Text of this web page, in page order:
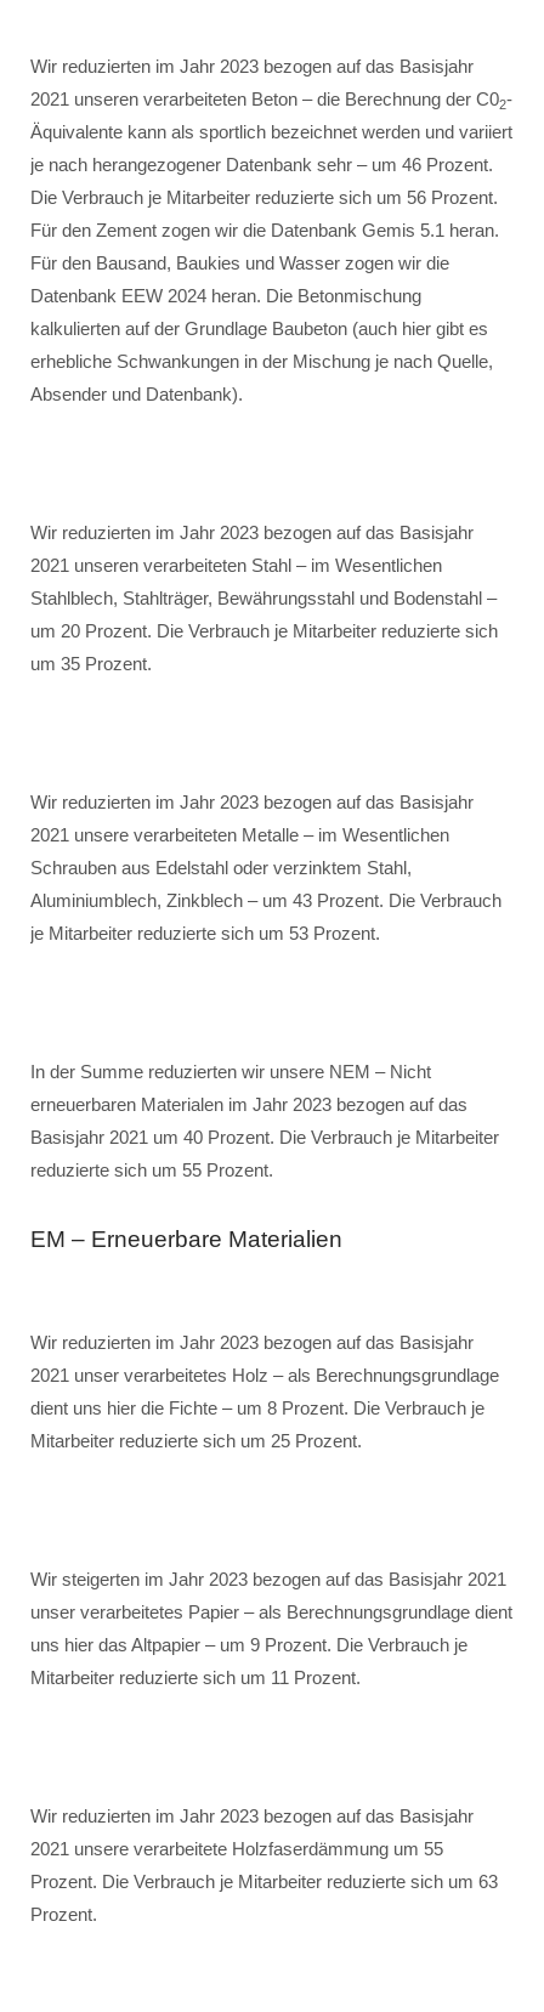
Wir reduzierten im Jahr 2023 bezogen auf das Basisjahr
2021 unseren verarbeiteten Beton – die Berechnung der C02-
Äquivalente kann als sportlich bezeichnet werden und variiert
je nach herangezogener Datenbank sehr – um 46 Prozent.
Die Verbrauch je Mitarbeiter reduzierte sich um 56 Prozent.
Für den Zement zogen wir die Datenbank Gemis 5.1 heran.
Für den Bausand, Baukies und Wasser zogen wir die
Datenbank EEW 2024 heran. Die Betonmischung
kalkulierten auf der Grundlage Baubeton (auch hier gibt es
erhebliche Schwankungen in der Mischung je nach Quelle,
Absender und Datenbank).
Wir reduzierten im Jahr 2023 bezogen auf das Basisjahr
2021 unseren verarbeiteten Stahl – im Wesentlichen
Stahlblech, Stahlträger, Bewährungsstahl und Bodenstahl –
um 20 Prozent. Die Verbrauch je Mitarbeiter reduzierte sich
um 35 Prozent.
Wir reduzierten im Jahr 2023 bezogen auf das Basisjahr
2021 unsere verarbeiteten Metalle – im Wesentlichen
Schrauben aus Edelstahl oder verzinktem Stahl,
Aluminiumblech, Zinkblech – um 43 Prozent. Die Verbrauch
je Mitarbeiter reduzierte sich um 53 Prozent.
In der Summe reduzierten wir unsere NEM – Nicht
erneuerbaren Materialen im Jahr 2023 bezogen auf das
Basisjahr 2021 um 40 Prozent. Die Verbrauch je Mitarbeiter
reduzierte sich um 55 Prozent.
EM – Erneuerbare Materialien
Wir reduzierten im Jahr 2023 bezogen auf das Basisjahr
2021 unser verarbeitetes Holz – als Berechnungsgrundlage
dient uns hier die Fichte – um 8 Prozent. Die Verbrauch je
Mitarbeiter reduzierte sich um 25 Prozent.
Wir steigerten im Jahr 2023 bezogen auf das Basisjahr 2021
unser verarbeitetes Papier – als Berechnungsgrundlage dient
uns hier das Altpapier – um 9 Prozent. Die Verbrauch je
Mitarbeiter reduzierte sich um 11 Prozent.
Wir reduzierten im Jahr 2023 bezogen auf das Basisjahr
2021 unsere verarbeitete Holzfaserdämmung um 55
Prozent. Die Verbrauch je Mitarbeiter reduzierte sich um 63
Prozent.